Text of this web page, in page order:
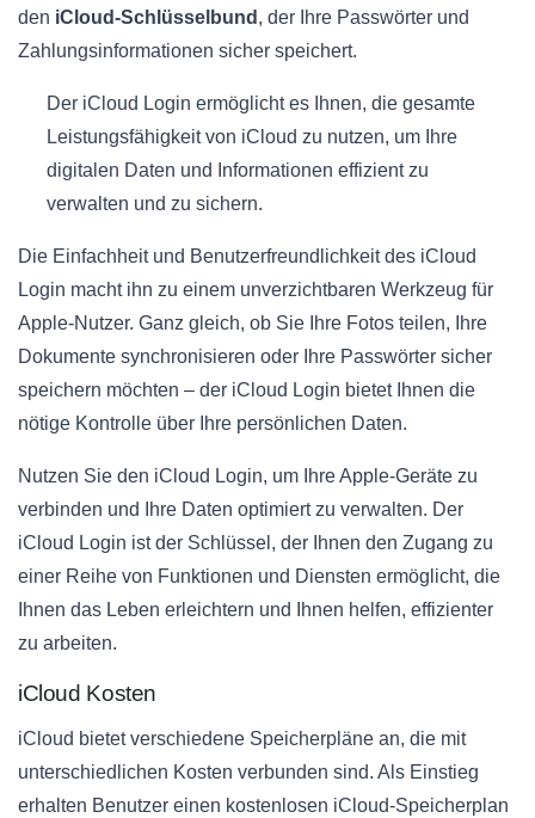
den iCloud-Schlüsselbund , der Ihre Passwörter und
Zahlungsinformationen sicher speichert.
Der iCloud Login ermöglicht es Ihnen, die gesamte
Leistungsfähigkeit von iCloud zu nutzen, um Ihre
digitalen Daten und Informationen effizient zu
verwalten und zu sichern.
Die Einfachheit und Benutzerfreundlichkeit des iCloud
Login macht ihn zu einem unverzichtbaren Werkzeug für
Apple-Nutzer. Ganz gleich, ob Sie Ihre Fotos teilen, Ihre
Dokumente synchronisieren oder Ihre Passwörter sicher
speichern möchten – der iCloud Login bietet Ihnen die
nötige Kontrolle über Ihre persönlichen Daten.
Nutzen Sie den iCloud Login, um Ihre Apple-Geräte zu
verbinden und Ihre Daten optimiert zu verwalten. Der
iCloud Login ist der Schlüssel, der Ihnen den Zugang zu
einer Reihe von Funktionen und Diensten ermöglicht, die
Ihnen das Leben erleichtern und Ihnen helfen, effizienter
zu arbeiten.
iCloud Kosten
iCloud bietet verschiedene Speicherpläne an, die mit
unterschiedlichen Kosten verbunden sind. Als Einstieg
erhalten Benutzer einen kostenlosen iCloud-Speicherplan